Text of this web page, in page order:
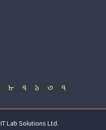
৮ ৭ ১ ৩ ৭
IT Lab Solutions Ltd.